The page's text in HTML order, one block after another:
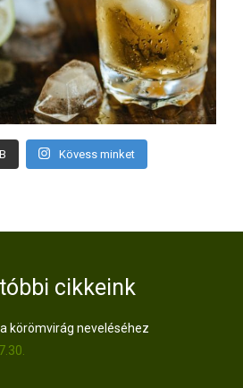
Kövess minket
cikkeink
körömvirág neveléséhez